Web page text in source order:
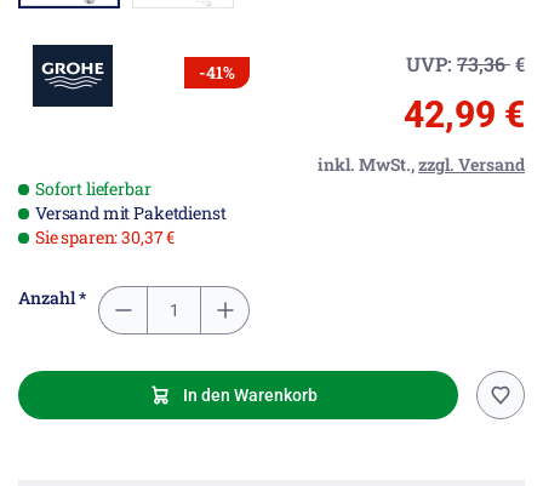
-41% UVP: 73,36€
42,99 €
inkl. MwSt.,zzgl. Versand
Sofort lieferbar
Versand mit Paketdienst
Sie sparen: 30,37 €
Anzahl *
In den Warenkorb